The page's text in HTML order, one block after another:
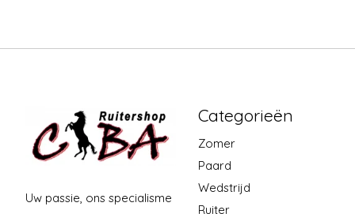
Uw passie, ons specialisme
Categorieën
Zomer
Paard
Wedstrijd
Ruiter